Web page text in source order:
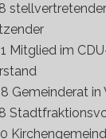
Mitglied im
Gemeinderat in